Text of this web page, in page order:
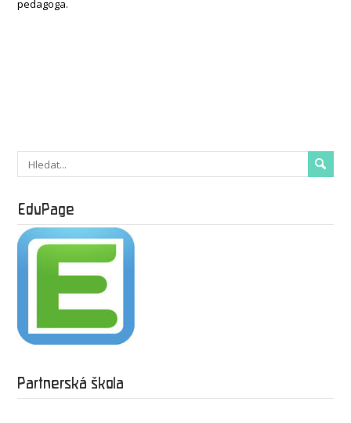
pedagoga.
EduPage
Partnerská škola